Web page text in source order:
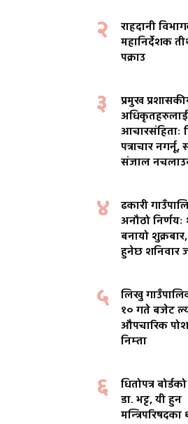
२
राहदानी
महानिर्देशक
पक्राउ
३
प्रमुख
अधिकृतहरुलाई
आचारसंहिताः
पत्राचार
संजाल
४
ढकारी
अनौठो
बनायो
हुनेछ शनिवार
५
लिखु
१० गते बजेट
औपचारिक
निम्ता
६
धितोपत्र
डा. भट्ट, यी हुन
मन्त्रिपरिषदका